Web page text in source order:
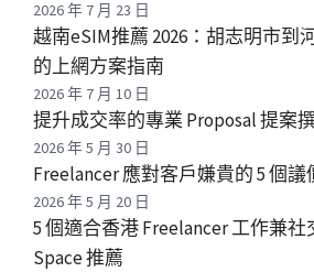
2026 年 7 月 23 日
越南eSIM推薦 2026：胡志明市到
的上網方案指南
2026 年 7 月 10 日
提升成交率的專業 Proposal 提案
2026 年 5 月 30 日
Freelancer 應對客戶嫌貴的 5 個
2026 年 5 月 20 日
5 個適合香港 Freelancer 工作兼社
Space 推薦